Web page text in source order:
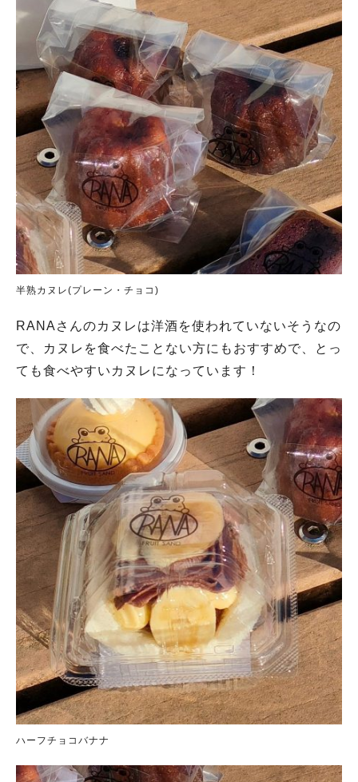
半熟カヌレ(プレーン・チョコ)
RANAさんのカヌレは洋酒を使われていないそうなの
で、カヌレを食べたことない方にもおすすめで、とっ
ても食べやすいカヌレになっています！
ハーフチョコバナナ